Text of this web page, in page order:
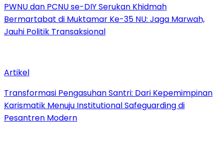
PWNU dan PCNU se-DIY Serukan Khidmah
Bermartabat di Muktamar Ke-35 NU: Jaga Marwah,
Jauhi Politik Transaksional
Artikel
Transformasi Pengasuhan Santri: Dari Kepemimpinan
Karismatik Menuju Institutional Safeguarding di
Pesantren Modern